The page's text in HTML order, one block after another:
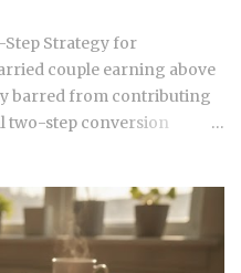
they sell anonymized or
to pharmaceutical firms
price between the
is...
Step Strategy for
couple earning above
barred from contributing
two-step conversion
a catch most high earners
it can turn a smart tax
paid once. For the 2025